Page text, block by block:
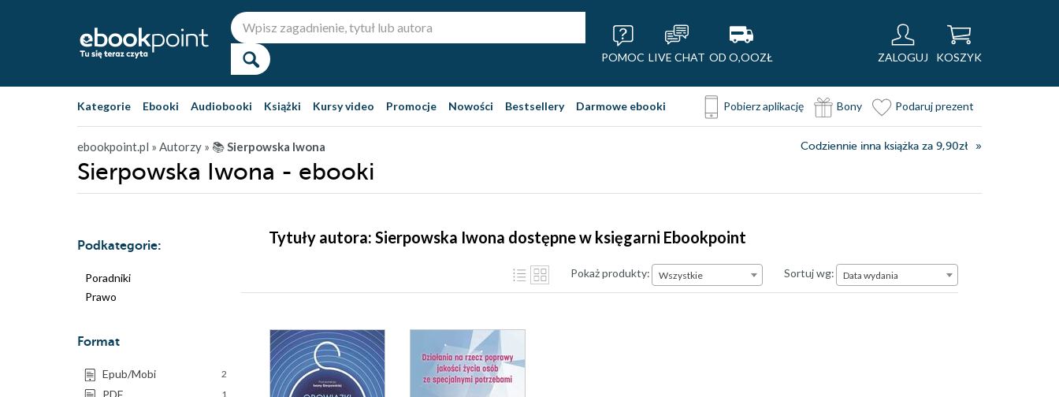
POMOC LIVE CHAT OD O,OOZŁ ZALOGUJ KOSZYK
Kategorie Ebooki Audiobooki Książki Kursy video Promocje Nowości Bestsellery Darmowe ebooki Pobierz aplikację Bony Podaruj prezent
ebookpoint.pl » Autorzy » 📚Sierpowska Iwona Codziennie inna książka za 9,90zł
Sierpowska Iwona - ebooki
Podkategorie:
Poradniki
Prawo
Format
Epub/Mobi 2
PDF 1
Tytuły autora: Sierpowska Iwona dostępne w księgarni Ebookpoint
Pokaż produkty: Wszystkie Sortuj wg:Data wydania
Data wydania